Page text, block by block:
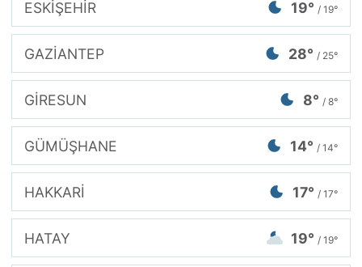
ESKİŞEHİR 19° / 19°
GAZİANTEP 28° / 25°
GİRESUN 8° / 8°
GÜMÜŞHANE 14° / 14°
HAKKARİ 17° / 17°
HATAY 19° / 19°